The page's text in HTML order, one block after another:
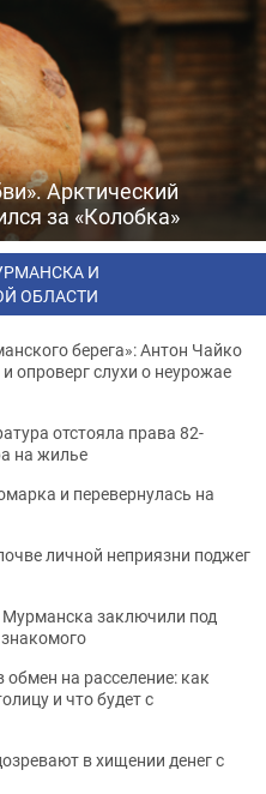
Арктический
за «Колобка»
И
ОБЛАСТИ
берега»: Антон Чайко
опроверг слухи о неурожае
отстояла права 82-
на жилье
и перевернулась на
личной неприязни поджег
заключили под
на расселение: как
и что будет с
в хищении денег с